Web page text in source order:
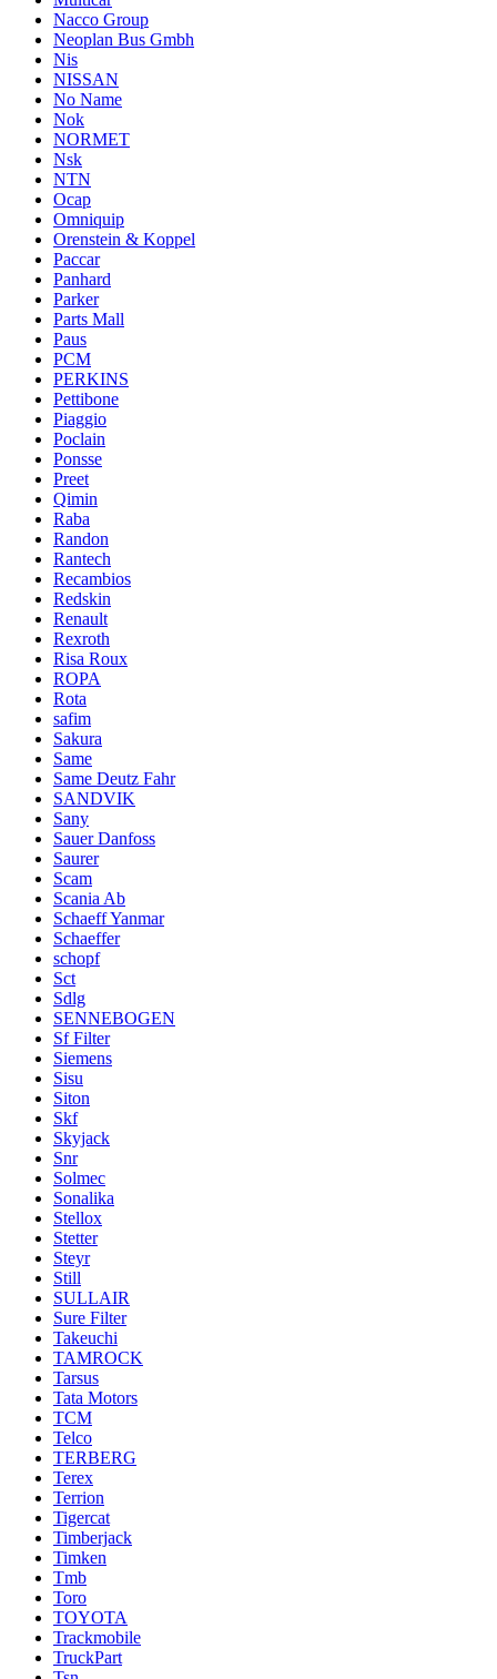
Nacco Group
Neoplan Bus Gmbh
Nis
NISSAN
No Name
Nok
NORMET
Nsk
NTN
Ocap
Omniquip
Orenstein & Koppel
Paccar
Panhard
Parker
Parts Mall
Paus
PCM
PERKINS
Pettibone
Piaggio
Poclain
Ponsse
Preet
Qimin
Raba
Randon
Rantech
Recambios
Redskin
Renault
Rexroth
Risa Roux
ROPA
Rota
safim
Sakura
Same
Same Deutz Fahr
SANDVIK
Sany
Sauer Danfoss
Saurer
Scam
Scania Ab
Schaeff Yanmar
Schaeffer
schopf
Sct
Sdlg
SENNEBOGEN
Sf Filter
Siemens
Sisu
Siton
Skf
Skyjack
Snr
Solmec
Sonalika
Stellox
Stetter
Steyr
Still
SULLAIR
Sure Filter
Takeuchi
TAMROCK
Tarsus
Tata Motors
TCM
Telco
TERBERG
Terex
Terrion
Tigercat
Timberjack
Timken
Tmb
Toro
TOYOTA
Trackmobile
TruckPart